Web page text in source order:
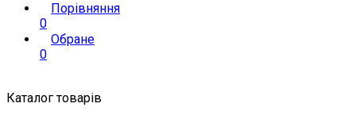
Порівняння
0
Обране
0
Каталог товарів